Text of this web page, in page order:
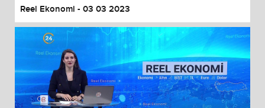
Reel Ekonomi - 03 03 2023